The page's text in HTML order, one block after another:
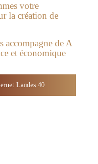
votre
la création de
accompagne de A
et économique
Landes 40